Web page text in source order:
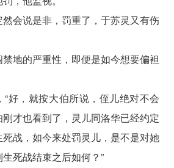
会说是非，罚重了，于苏灵又有伤
地的严重性，即便是如今想要偏袒
“好，就按大伯所说，侄儿绝对不会
才也看到了，灵儿同洛华已经约定
战，如今来处罚灵儿，是不是对她
死战结束之后如何？”